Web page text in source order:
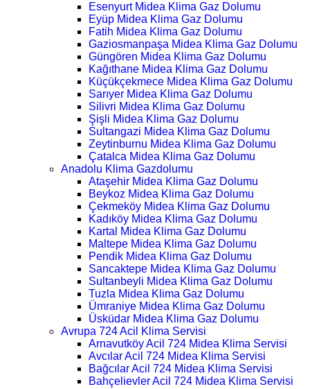
Esenyurt Midea Klima Gaz Dolumu
Eyüp Midea Klima Gaz Dolumu
Fatih Midea Klima Gaz Dolumu
Gaziosmanpaşa Midea Klima Gaz Dolumu
Güngören Midea Klima Gaz Dolumu
Kağıthane Midea Klima Gaz Dolumu
Küçükçekmece Midea Klima Gaz Dolumu
Sarıyer Midea Klima Gaz Dolumu
Silivri Midea Klima Gaz Dolumu
Şişli Midea Klima Gaz Dolumu
Sultangazi Midea Klima Gaz Dolumu
Zeytinburnu Midea Klima Gaz Dolumu
Çatalca Midea Klima Gaz Dolumu
Anadolu Klima Gazdolumu
Ataşehir Midea Klima Gaz Dolumu
Beykoz Midea Klima Gaz Dolumu
Çekmeköy Midea Klima Gaz Dolumu
Kadıköy Midea Klima Gaz Dolumu
Kartal Midea Klima Gaz Dolumu
Maltepe Midea Klima Gaz Dolumu
Pendik Midea Klima Gaz Dolumu
Sancaktepe Midea Klima Gaz Dolumu
Sultanbeyli Midea Klima Gaz Dolumu
Tuzla Midea Klima Gaz Dolumu
Ümraniye Midea Klima Gaz Dolumu
Üsküdar Midea Klima Gaz Dolumu
Avrupa 724 Acil Klima Servisi
Arnavutköy Acil 724 Midea Klima Servisi
Avcılar Acil 724 Midea Klima Servisi
Bağcılar Acil 724 Midea Klima Servisi
Bahçelievler Acil 724 Midea Klima Servisi